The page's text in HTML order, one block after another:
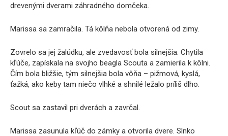
drevenými dverami záhradného domčeka.
Marissa sa zamračila. Tá kôlňa nebola otvorená od zimy.
Zovrelo sa jej žalúdku, ale zvedavosť bola silnejšia. Chytila
kľúče, zapískala na svojho beagla Scouta a zamierila k kôlni.
Čím bola bližšie, tým silnejšia bola vôňa – pižmová, kyslá,
ťažká, ako keby tam niečo vlhké a shnilé ležalo príliš dlho.
Scout sa zastavil pri dverách a zavrčal.
Marissa zasunula kľúč do zámky a otvorila dvere. Slnko